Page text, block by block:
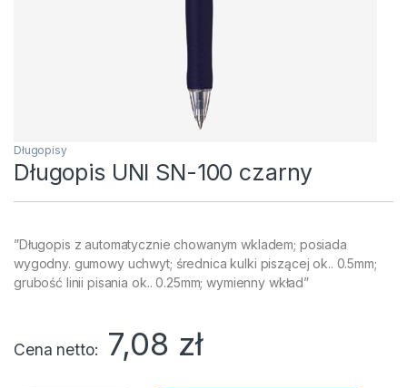
Długopisy
Długopis UNI SN-100 czarny
”Długopis z automatycznie chowanym wkladem; posiada
wygodny. gumowy uchwyt; średnica kulki piszącej ok.. 0.5mm;
grubość linii pisania ok.. 0.25mm; wymienny wkład”
Cena netto 7,08 zł